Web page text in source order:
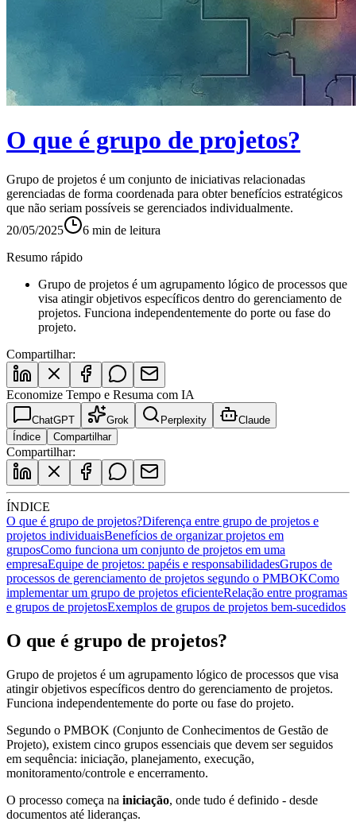
O que é grupo de projetos?
Grupo de projetos é um conjunto de iniciativas relacionadas
gerenciadas de forma coordenada para obter benefícios estratégicos
que não seriam possíveis se gerenciados individualmente.
20/05/2025
6 min de leitura
Resumo rápido
Grupo de projetos é um agrupamento lógico de processos que
visa atingir objetivos específicos dentro do gerenciamento de
projetos. Funciona independentemente do porte ou fase do
projeto.
Compartilhar:
Economize Tempo e Resuma com IA
ChatGPT Grok Perplexity
Claude
Índice
Compartilhar
Compartilhar:
ÍNDICE
O que é grupo de projetos?Diferença entre grupo de projetos e
projetos individuaisBenefícios de organizar projetos em
gruposComo funciona um conjunto de projetos em uma
empresaEquipe de projetos: papéis e responsabilidadesGrupos de
processos de gerenciamento de projetos segundo o PMBOKComo
implementar um grupo de projetos eficienteRelação entre programas
e grupos de projetosExemplos de grupos de projetos bem-sucedidos
O que é grupo de projetos?
Grupo de projetos é um agrupamento lógico de processos que visa
atingir objetivos específicos dentro do gerenciamento de projetos.
Funciona independentemente do porte ou fase do projeto.
Segundo o PMBOK (Conjunto de Conhecimentos de Gestão de
Projeto), existem cinco grupos essenciais que devem ser seguidos
em sequência: iniciação, planejamento, execução,
monitoramento/controle e encerramento.
O processo começa na iniciação, onde tudo é definido - desde
documentos até lideranças.